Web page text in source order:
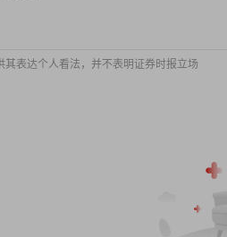
其表达个人看法，并不表明证券时报立场